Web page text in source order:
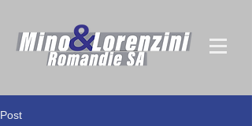
Post